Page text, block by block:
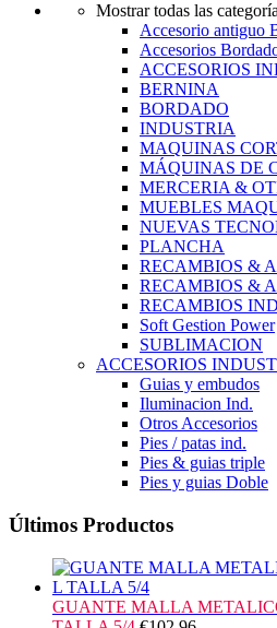
Mostrar todas las
Accesorio antiguo
Accesorios
ACCESORIOS
BERNINA
BORDADO
INDUSTRIA
MAQUINAS
MÁQUINAS DE
MERCERIA &
MUEBLES
NUEVAS
PLANCHA
RECAMBIOS &
RECAMBIOS &
RECAMBIOS
Soft Gestion Power
SUBLIMACION
ACCESORIOS
Guias y embudos
Iluminacion Ind.
Otros Accesorios
Pies / patas ind.
Pies & guias triple
Pies y guias Doble
Últimos Productos
GUANTE MALLA